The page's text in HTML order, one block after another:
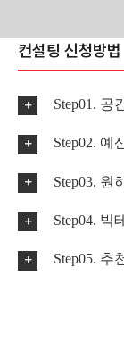
Skip컨설팅 신청방법
Step01. 공
Step02. 예
Step03. 원
Step04. 빅
Step05. 추